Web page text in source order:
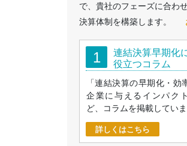
で、貴社のフェーズに合わ
決算体制を構築します。
1
連結決算早期化
役立つコラム
「連結決算の早期化・効
企業に与えるインパク
ど、コラムを掲載していま
詳しくはこちら